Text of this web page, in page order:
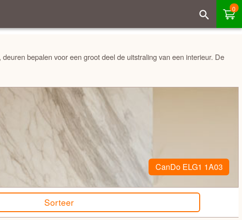
0
deuren bepalen voor een groot deel de uitstraling van een interieur. De
CanDo ELG1 1A03
Sorteer